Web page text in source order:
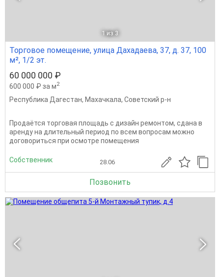
1 из 3
Торговое помещение, улица Дахадаева, 37, д. 37, 100
м², 1/2 эт.
60 000 000 ₽
600 000 ₽ за м2
Республика Дагестан, Махачкала, Советский р-н
Продаётся торговая площадь с дизайн ремонтом, сдана в
аренду на длительный период по всем вопросам можно
договориться при осмотре помещения
Собственник 28.06
Позвонить